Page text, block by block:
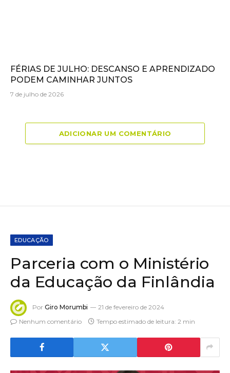
FÉRIAS DE JULHO: DESCANSO E APRENDIZADO
PODEM CAMINHAR JUNTOS
7 de julho de 2026
ADICIONAR UM COMENTÁRIO
EDUCAÇÃO
Parceria com o Ministério
da Educação da Finlândia
Por Giro Morumbi
21 de fevereiro de 2024
Nenhum comentário
Tempo estimado de leitura: 2 min